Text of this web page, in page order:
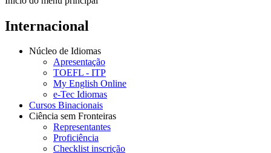
Internacional
Núcleo de Idiomas
Apresentação
TOEFL - ITP
My English Online
e-Tec Idiomas
Cursos Binacionais
Ciência sem Fronteiras
Representantes
Proficiência
Checklist inscrição